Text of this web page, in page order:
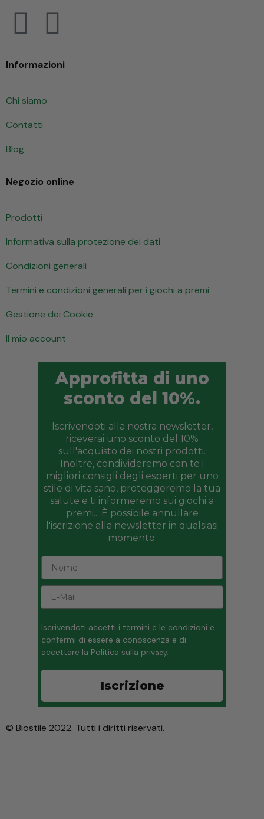
Informazioni
Chi siamo
Contatti
Blog
Negozio online
Prodotti
Informativa sulla protezione dei dati
Condizioni generali
Termini e condizioni generali per i giochi a premi
Gestione dei Cookie
Il mio account
Approfitta di uno
sconto del 10%.
Iscrivendoti alla nostra newsletter,
riceverai uno sconto del 10%
sull'acquisto dei nostri prodotti.
Inoltre, condivideremo con te i
migliori consigli degli esperti per uno
stile di vita sano, proteggeremo la tua
salute e ti informeremo sui giochi a
premi... È possibile annullare
l'iscrizione alla newsletter in qualsiasi
momento.
Iscrivendoti accetti i termini e le condizioni e
confermi di essere a conoscenza e di
accettare la Politica sulla privacy.
Iscrizione
© Biostile 2022. Tutti i diritti riservati.